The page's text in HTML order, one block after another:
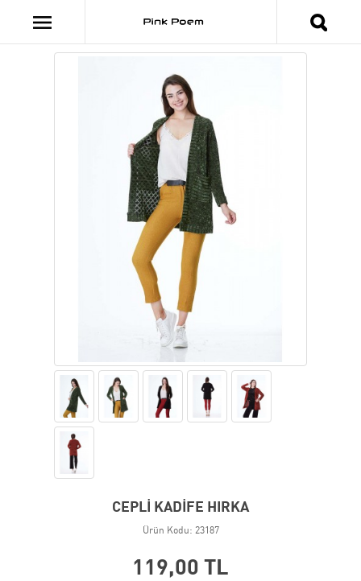
CEPLİ KADİFE HIRKA
Ürün Kodu: 23187
119,00 TL